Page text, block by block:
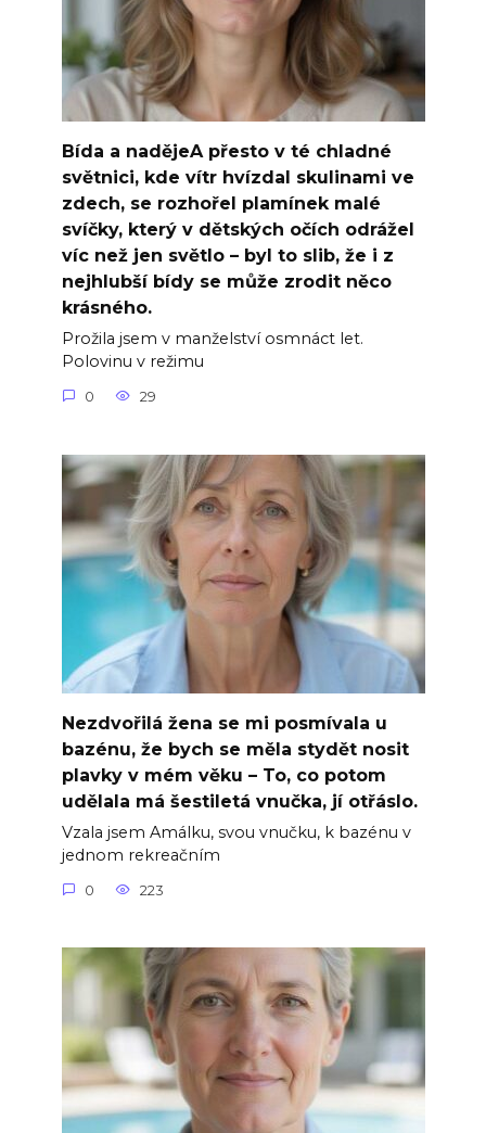
Bída a nadějeA přesto v té chladné
světnici, kde vítr hvízdal skulinami ve
zdech, se rozhořel plamínek malé
svíčky, který v dětských očích odrážel
víc než jen světlo – byl to slib, že i z
nejhlubší bídy se může zrodit něco
krásného.
Prožila jsem v manželství osmnáct let.
Polovinu v režimu
0 29
Nezdvořilá žena se mi posmívala u
bazénu, že bych se měla stydět nosit
plavky v mém věku – To, co potom
udělala má šestiletá vnučka, jí otřáslo.
Vzala jsem Amálku, svou vnučku, k bazénu v
jednom rekreačním
0 223